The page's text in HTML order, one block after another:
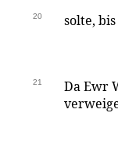
20 solte,
21
Da Ewr